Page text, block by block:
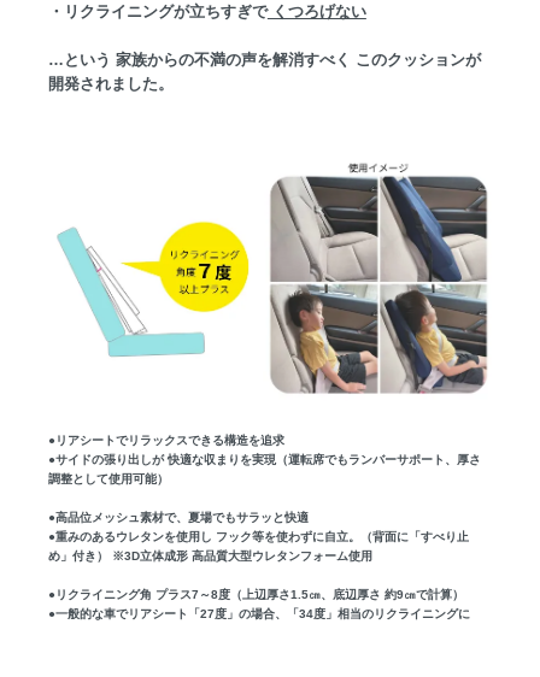
・リクライニングが立ちすぎでくつろげない
…という 家族からの不満の声を解消すべく このクッションが
開発されました。
●リアシートでリラックスできる構造を追求
●サイドの張り出しが 快適な収まりを実現（運転席でもランバーサポート、厚さ
調整として使用可能）
●高品位メッシュ素材で、夏場でもサラッと快適
●重みのあるウレタンを使用し フック等を使わずに自立。（背面に「すべり止
め」付き） ※3D立体成形 高品質大型ウレタンフォーム使用
●リクライニング角 プラス7～8度（上辺厚さ1.5㎝、底辺厚さ 約9㎝で計算）
●一般的な車でリアシート「27度」の場合、「34度」相当のリクライニングに